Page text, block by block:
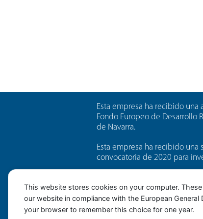
Esta empresa ha recibido una
Fondo Europeo de Desarrollo
de Navarra.
Esta empresa ha recibido
convocatoria de 2020 para
convocatoria de 2021 de
cofinanciada al 50% por el
Operativo FEDER 2014-2020 de
This website stores cookies on your computer.
our website in compliance with the European
your browser to remember this choice for one year.